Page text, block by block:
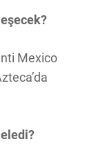
Mexico